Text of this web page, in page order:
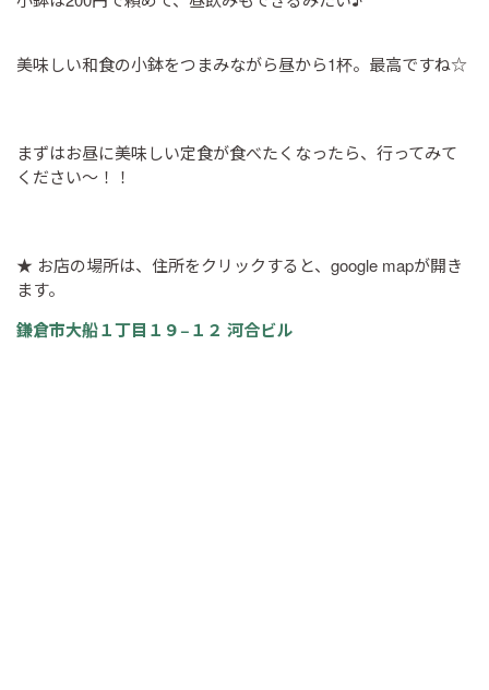
美味しい和食の小鉢をつまみながら昼から1杯。最高ですね☆
まずはお昼に美味しい定食が食べたくなったら、行ってみて
ください～！！
★ お店の場所は、住所をクリックすると、google mapが開き
ます。
鎌倉市大船１丁目１９−１２ 河合ビル